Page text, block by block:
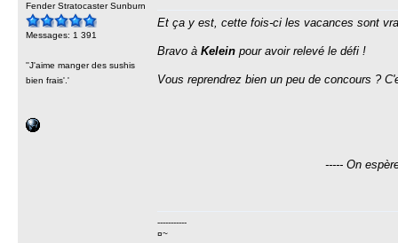
Fender Stratocaster Sunburn
Messages: 1 391
''J'aime manger des sushis
bien frais'.'
Et ça y est, cette fois-ci les vacances sont
Bravo à Kelein pour avoir relevé le défi !
Vous reprendrez bien un peu de concours ?
----- On
-----------
¤~